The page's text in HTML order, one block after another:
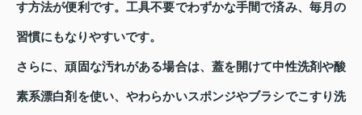
す方法が便利です。工具不要でわずかな手間で済み、毎月の
習慣にもなりやすいです。
さらに、頑固な汚れがある場合は、蓋を開けて中性洗剤や酸
素系漂白剤を使い、やわらかいスポンジやブラシでこすり洗